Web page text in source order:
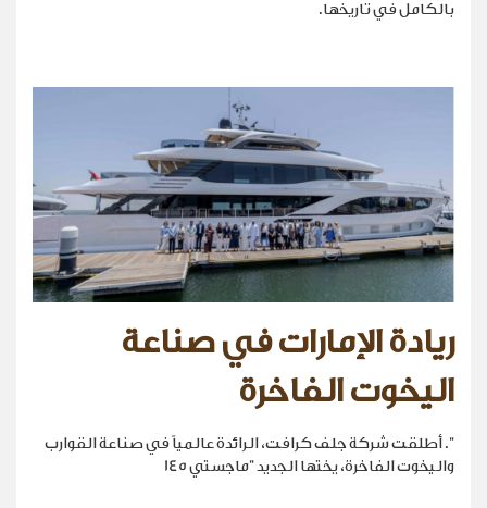
بالكامل في تاريخها.
ريادة الإمارات في صناعة
اليخوت الفاخرة
". أطلقت شركة جلف كرافت، الرائدة عالمياً في صناعة القوارب
واليخوت الفاخرة، يختها الجديد "ماجستي 145